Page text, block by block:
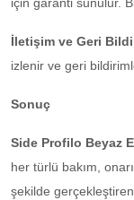
için garanti sunulur.
İletişim ve Geri
izlenir ve geri
Sonuç
Side Profilo Beyaz
her türlü bakım,
şekilde gerçekleştiren